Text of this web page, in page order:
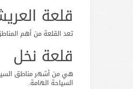
قلعة
تعد القلعة من أهم
قلعة نخل
السياحة الهامة.